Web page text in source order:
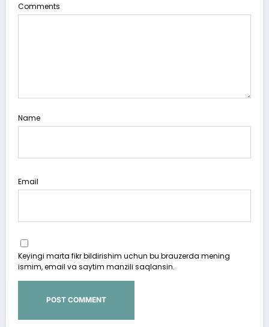
Comments
Name
Email
Keyingi marta fikr bildirishim uchun bu brauzerda mening
ismim, email va saytim manzili saqlansin.